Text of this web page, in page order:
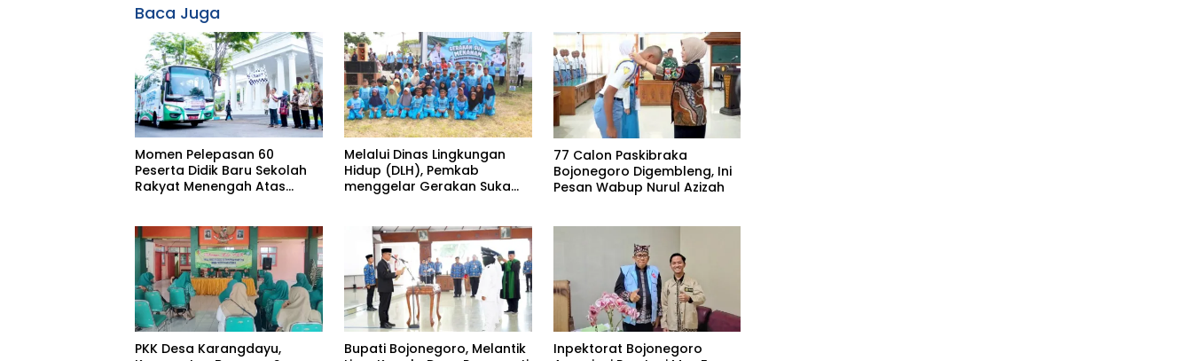
Baca Juga
Momen Pelepasan 60
Peserta Didik Baru Sekolah
Rakyat Menengah Atas
Melalui Dinas Lingkungan
Hidup (DLH), Pemkab
menggelar Gerakan Suka
77 Calon Paskibraka
Bojonegoro Digembleng, Ini
Pesan Wabup Nurul Azizah
PKK Desa Karangdayu,
Bupati Bojonegoro, Melantik
Inpektorat Bojonegoro